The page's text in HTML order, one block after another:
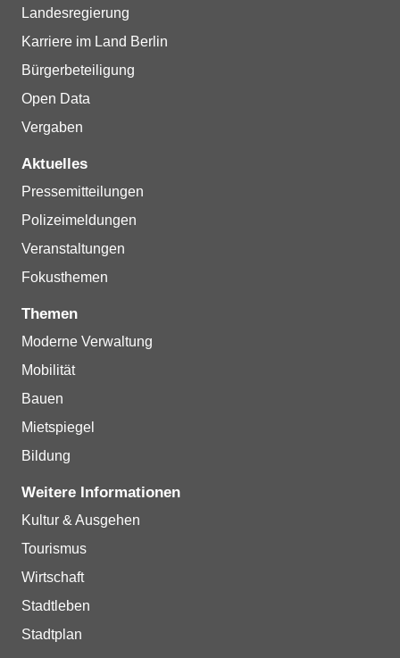
Landesregierung
Karriere im Land Berlin
Bürgerbeteiligung
Open Data
Vergaben
Aktuelles
Pressemitteilungen
Polizeimeldungen
Veranstaltungen
Fokusthemen
Themen
Moderne Verwaltung
Mobilität
Bauen
Mietspiegel
Bildung
Weitere Informationen
Kultur & Ausgehen
Tourismus
Wirtschaft
Stadtleben
Stadtplan